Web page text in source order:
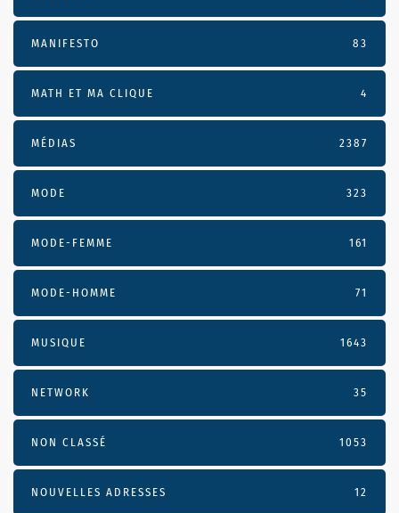
MANIFESTO 83
MATH ET MA CLIQUE 4
MÉDIAS 2387
MODE 323
MODE-FEMME 161
MODE-HOMME 71
MUSIQUE 1643
NETWORK 35
NON CLASSÉ 1053
NOUVELLES ADRESSES 12